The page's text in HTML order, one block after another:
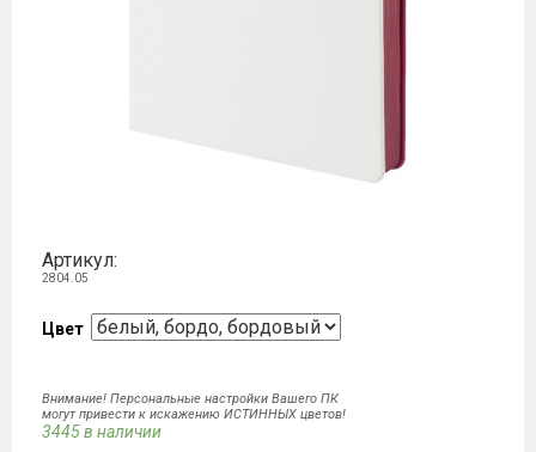
Артикул:
2804.05
Цвет
Внимание! Персональные настройки Вашего ПК
могут привести к искажению ИСТИННЫХ цветов!
3445 в наличии